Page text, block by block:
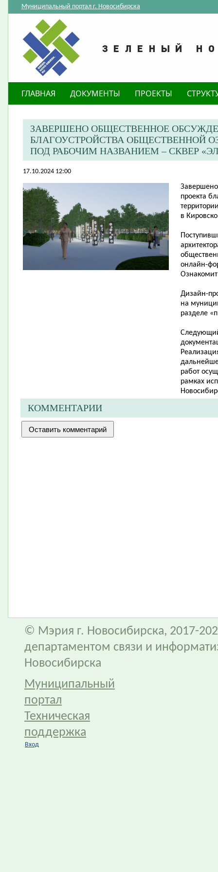
Муниципальный портал г. Новосибирска
ГЛАВНАЯ ДОКУМЕНТЫ ПРОЕКТЫ
ЗАВЕРШЕНО ОБЩЕСТВЕННОЕ
БЛАГОУСТРОЙСТВА ОБЩЕСТВЕННОЙ
ПОД РАБОЧИМ НАЗВАНИЕМ – СКВЕР
17.10.2024 12:00
проекта
в
онлайн-
Дизайн-
на
разделе
работ
рамках
КОММЕНТАРИИ
© Мэрия г. Новосибирска, 2017-
департаментом связи и
Новосибирска
Муниципальный
портал
Техническая
поддержка
Вход